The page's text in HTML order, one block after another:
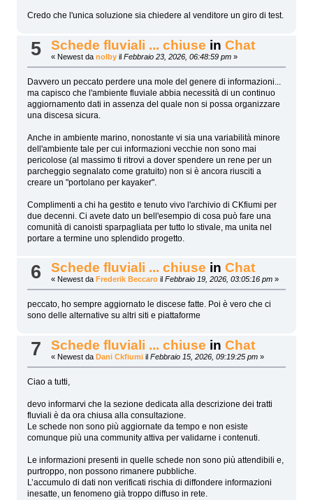
Credo che l'unica soluzione sia chiedere al venditore un giro di test.
5 Schede fluviali ... chiuse inChat
« Newest danolby il Febbraio 23, 2026, 06:48:59 pm »
Davvero un peccato perdere una mole del genere di informazioni...
ma capisco che l'ambiente fluviale abbia necessità di un continuo
aggiornamento dati in assenza del quale non si possa organizzare
una discesa sicura.
Anche in ambiente marino, nonostante vi sia una variabilità minore
dell'ambiente tale per cui informazioni vecchie non sono mai
pericolose (al massimo ti ritrovi a dover spendere un rene per un
parcheggio segnalato come gratuito) non si è ancora riusciti a
creare un "portolano per kayaker".
Complimenti a chi ha gestito e tenuto vivo l'archivio di CKfiumi per
due decenni. Ci avete dato un bell'esempio di cosa può fare una
comunità di canoisti sparpagliata per tutto lo stivale, ma unita nel
portare a termine uno splendido progetto.
6 Schede fluviali ... chiuse inChat
« Newest da Frederik Beccaro il Febbraio 19, 2026, 03:05:16 pm »
peccato, ho sempre aggiornato le discese fatte. Poi è vero che ci
sono delle alternative su altri siti e piattaforme
7 Schede fluviali ... chiuse inChat
« Newest daDani Ckfiumi il Febbraio 15, 2026, 09:19:25 pm »
Ciao a tutti,
devo informarvi che la sezione dedicata alla descrizione dei tratti
fluviali è da ora chiusa alla consultazione.
Le schede non sono più aggiornate da tempo e non esiste
comunque più una community attiva per validarne i contenuti.
Le informazioni presenti in quelle schede non sono più attendibili e,
purtroppo, non possono rimanere pubbliche.
L’accumulo di dati non verificati rischia di diffondere informazioni
inesatte, un fenomeno già troppo diffuso in rete.